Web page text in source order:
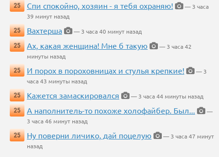
25
Спи спокойно, хозяин - я тебя охраняю!
— 3 часа
39 минут назад
25
Вахтерша
— 3 часа 40 минут назад
25
Ах, какая женщина! Мне б такую
— 3 часа 42
минуты назад
25
И порох в пороховницах и стулья крепкие!
— 3
часа 43 минуты назад
25
Кажется замаскировался
— 3 часа 44 минуты назад
25
А наполнитель-то похоже холофайбер. Был...
—
3 часа 46 минут назад
25
Ну поверни личико, дай поцелую
— 3 часа 47 минут
назад